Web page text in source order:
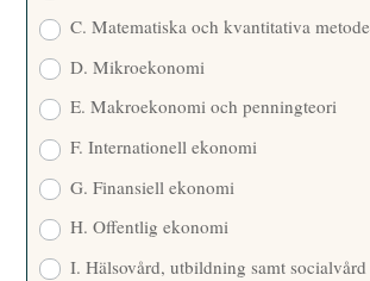
C. Matematiska och kvantitativa
D. Mikroekonomi
E. Makroekonomi och penningteori
F. Internationell ekonomi
G. Finansiell ekonomi
H. Offentlig ekonomi
I. Hälsovård, utbildning samt